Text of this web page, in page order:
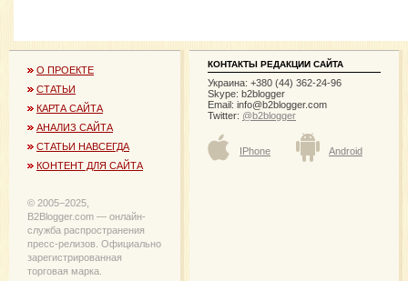
О ПРОЕКТЕ
СТАТЬИ
КАРТА САЙТА
АНАЛИЗ САЙТА
СТАТЬИ НАВСЕГДА
КОНТЕНТ ДЛЯ САЙТА
© 2005−2025,
B2Blogger.com — онлайн-
служба распространения
пресс-релизов. Официально
зарегистрированная
торговая марка.
КОНТАКТЫ РЕДАКЦИИ САЙТА
Украина: +380 (44) 362-24-96
Skype: b2blogger
Email: info@b2blogger.com
Twitter: @b2blogger
IPhone Android